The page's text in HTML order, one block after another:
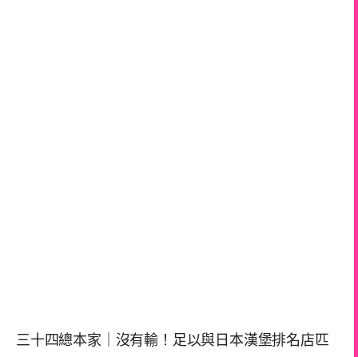
三十四總本家｜沒有輸！足以與日本漢堡排名店匹